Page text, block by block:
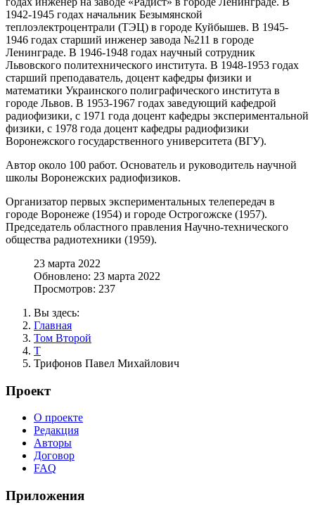
1942-1945 годах начальник Безымянской
теплоэлектроцентрали (ТЭЦ) в городе Куйбышев. В 1945-
1946 годах старший инженер завода №211 в городе
Ленинграде. В 1946-1948 годах научный сотрудник
Львовского политехнического института. В 1948-1953 годах
старший преподаватель, доцент кафедры физики и
математики Украинского полиграфического института в
городе Львов. В 1953-1967 годах заведующий кафедрой
радиофизики, с 1971 года доцент кафедры экспериментальной
физики, с 1978 года доцент кафедры радиофизики
Воронежского государственного университета (ВГУ).
Автор около 100 работ. Основатель и руководитель научной
школы Воронежских радиофизиков.
Организатор первых экспериментальных телепередач в
городе Воронеже (1954) и городе Острогожске (1957).
Председатель областного правления Научно-технического
общества радиотехники (1959).
23 марта 2022
Обновлено: 23 марта 2022
Просмотров: 237
Вы здесь:
Главная
Том Второй
Т
Трифонов Павел Михайлович
Проект
О проекте
Редакция
Авторы
Договор
FAQ
Приложения